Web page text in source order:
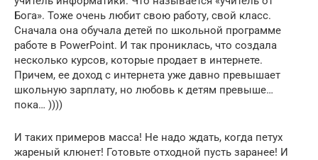
Бога». Тоже очень любит свою работу, свой класс.
Сначала она обучала детей по школьной программе
работе в PowerPoint. И так прониклась, что создала
несколько курсов, которые продает в интернете.
Причем, ее доход с интернета уже давно превышает
школьную зарплату, но любовь к детям превыше…
пока… ))))
И таких примеров масса! Не надо ждать, когда петух
жареный клюнет! Готовьте отходной пусть заранее! И